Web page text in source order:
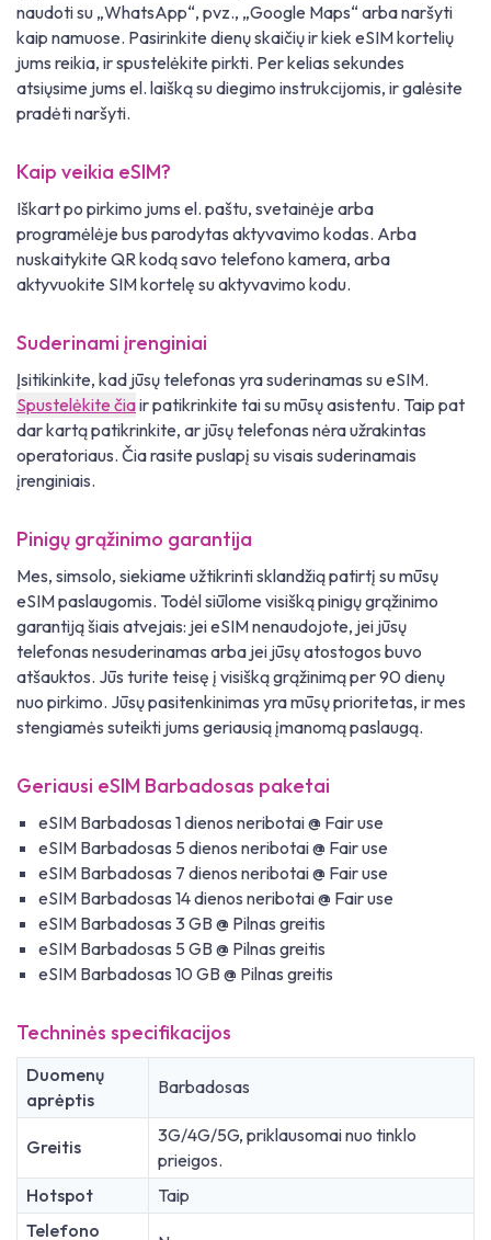
naudoti su „WhatsApp“, pvz., „Google Maps“ arba naršyti
kaip namuose. Pasirinkite dienų skaičių ir kiek eSIM kortelių
jums reikia, ir spustelėkite pirkti. Per kelias sekundes
atsiųsime jums el. laišką su diegimo instrukcijomis, ir galėsite
pradėti naršyti.
Kaip veikia eSIM?
Iškart po pirkimo jums el. paštu, svetainėje arba
programėlėje bus parodytas aktyvavimo kodas. Arba
nuskaitykite QR kodą savo telefono kamera, arba
aktyvuokite SIM kortelę su aktyvavimo kodu.
Suderinami įrenginiai
Įsitikinkite, kad jūsų telefonas yra suderinamas su eSIM.
Spustelėkite čiair patikrinkite tai su mūsų asistentu. Taip pat
dar kartą patikrinkite, ar jūsų telefonas nėra užrakintas
operatoriaus. Čia rasite puslapį su visais suderinamais
įrenginiais.
Pinigų grąžinimo garantija
Mes, simsolo, siekiame užtikrinti sklandžią patirtį su mūsų
eSIM paslaugomis. Todėl siūlome visišką pinigų grąžinimo
garantiją šiais atvejais: jei eSIM nenaudojote, jei jūsų
telefonas nesuderinamas arba jei jūsų atostogos buvo
atšauktos. Jūs turite teisę į visišką grąžinimą per 90 dienų
nuo pirkimo. Jūsų pasitenkinimas yra mūsų prioritetas, ir mes
stengiamės suteikti jums geriausią įmanomą paslaugą.
Geriausi eSIM Barbadosas paketai
eSIM Barbadosas 1 dienos neribotai @ Fair use
eSIM Barbadosas 5 dienos neribotai @ Fair use
eSIM Barbadosas 7 dienos neribotai @ Fair use
eSIM Barbadosas 14 dienos neribotai @ Fair use
eSIM Barbadosas 3 GB @ Pilnas greitis
eSIM Barbadosas 5 GB @ Pilnas greitis
eSIM Barbadosas 10 GB @ Pilnas greitis
Techninės specifikacijos
Duomenų
aprėptis
Barbadosas
Greitis
3G/4G/5G, priklausomai nuo tinklo
prieigos.
Hotspot
Taip
Telefono